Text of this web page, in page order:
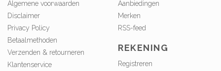
Algemene voorwaarden
Disclaimer
Privacy Policy
Betaalmethoden
Verzenden & retourneren
Klantenservice
Aanbiedingen
Merken
RSS-feed
REKENING
Registreren